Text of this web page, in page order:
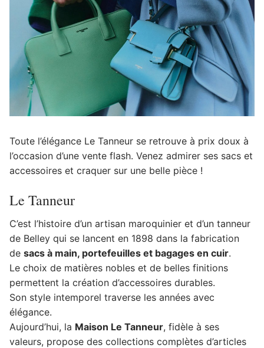
Toute l’élégance Le Tanneur se retrouve à prix doux à
l’occasion d’une vente flash. Venez admirer ses sacs et
accessoires et craquer sur une belle pièce !
Le Tanneur
C’est l’histoire d’un artisan maroquinier et d’un tanneur
de Belley qui se lancent en 1898 dans la fabrication
de sacs à main, portefeuilles et bagages en cuir.
Le choix de matières nobles et de belles finitions
permettent la création d’accessoires durables.
Son style intemporel traverse les années avec
élégance.
Aujourd’hui, la Maison Le Tanneur, fidèle à ses
valeurs, propose des collections complètes d’articles